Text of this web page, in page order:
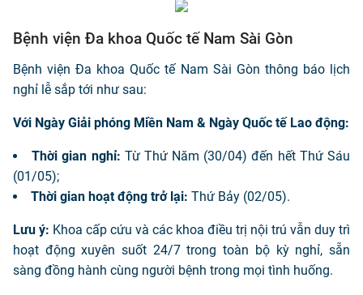
Bệnh viện Đa khoa Quốc tế Nam Sài Gòn
Bệnh viện Đa khoa Quốc tế Nam Sài Gòn thông báo lịch
nghỉ lễ sắp tới như sau:
Với Ngày Giải phóng Miền Nam & Ngày Quốc tế Lao động:
Thời gian nghỉ: Từ Thứ Năm (30/04) đến hết Thứ Sáu
(01/05);
Thời gian hoạt động trở lại: Thứ Bảy (02/05).
Lưu ý: Khoa cấp cứu và các khoa điều trị nội trú vẫn duy trì
hoạt động xuyên suốt 24/7 trong toàn bộ kỳ nghỉ, sẵn
sàng đồng hành cùng người bệnh trong mọi tình huống.